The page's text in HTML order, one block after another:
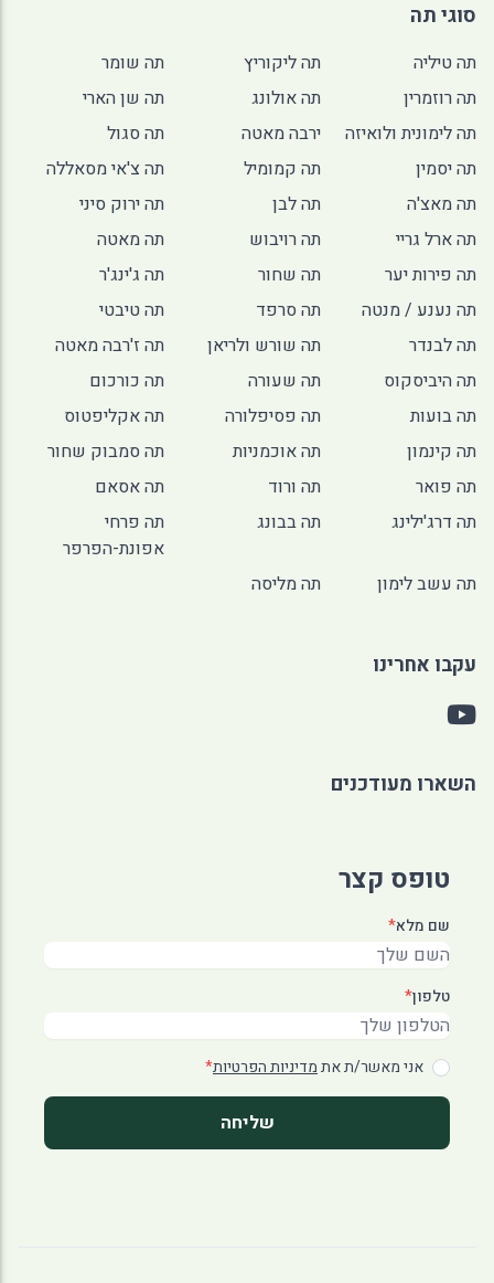
סוגי תה
תה טיליה תה ליקוריץ
תה שומר
תה רוזמרין
תה אולונג
תה שן הארי
תה לימונית ולואיזה
ירבה מאטה
תה סגול
תה יסמין
תה קמומיל
תה צ'אי מסאללה
תה מאצ'ה
תה לבן
תה ירוק סיני
תה ארל גריי
תה רויבוש
תה מאטה
תה פירות יער
תה שחור
תה ג'ינג'ר
תה נענע / מנטה
תה סרפד
תה טיבטי
תה לבנדר
תה שורש ולריאן
תה ז'רבה מאטה
תה היביסקוס
תה שעורה
תה כורכום
תה בועות
תה פסיפלורה
תה אקליפטוס
תה קינמון
תה אוכמניות
תה סמבוק שחור
תה פואר
תה ורוד
תה אסאם
תה דרג'ילינג
תה בבונג
תה פרחי
אפונת-הפרפר
תה עשב לימון
תה מליסה
עקבו אחרינו
השארו מעודכנים
טופס קצר
שם מלא*
טלפון*
אני מאשר/ת אתמדיניות הפרטיות*
שליחה